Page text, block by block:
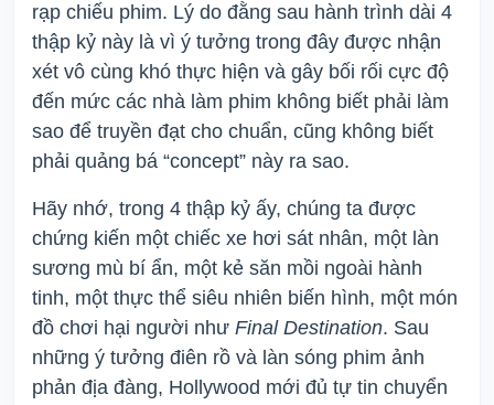
rạp chiếu phim. Lý do đằng sau hành trình dài 4
thập kỷ này là vì ý tưởng trong đây được nhận
xét vô cùng khó thực hiện và gây bối rối cực độ
đến mức các nhà làm phim không biết phải làm
sao để truyền đạt cho chuẩn, cũng không biết
phải quảng bá “concept” này ra sao.
Hãy nhớ, trong 4 thập kỷ ấy, chúng ta được
chứng kiến một chiếc xe hơi sát nhân, một làn
sương mù bí ẩn, một kẻ săn mồi ngoài hành
tinh, một thực thể siêu nhiên biến hình, một món
đồ chơi hại người như Final Destination. Sau
những ý tưởng điên rồ và làn sóng phim ảnh
phản địa đàng, Hollywood mới đủ tự tin chuyển